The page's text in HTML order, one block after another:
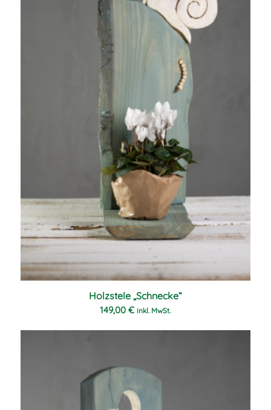
Holzstele „Schnecke“
149,00€ inkl. MwSt.